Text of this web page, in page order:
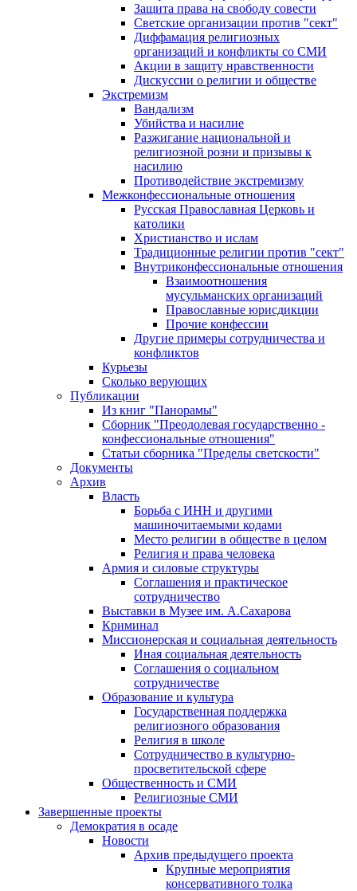
Защита права на свободу совести
Светские организации против "сект"
Диффамация религиозных
организаций и конфликты со СМИ
Акции в защиту нравственности
Дискуссии о религии и обществе
Экстремизм
Вандализм
Убийства и насилие
Разжигание национальной и
религиозной розни и призывы к
насилию
Противодействие экстремизму
Межконфессиональные отношения
Русская Православная Церковь и
католики
Христианство и ислам
Традиционные религии против "сект"
Внутриконфессиональные отношения
Взаимоотношения
мусульманских организаций
Православные юрисдикции
Прочие конфессии
Другие примеры сотрудничества и
конфликтов
Курьезы
Сколько верующих
Публикации
Из книг "Панорамы"
Сборник "Преодолевая государственно -
конфессиональные отношения"
Статьи сборника "Пределы светскости"
Документы
Архив
Власть
Борьба с ИНН и другими
машиночитаемыми кодами
Место религии в обществе в целом
Религия и права человека
Армия и силовые структуры
Соглашения и практическое
сотрудничество
Выставки в Музее им. А.Сахарова
Криминал
Миссионерская и социальная деятельность
Иная социальная деятельность
Соглашения о социальном
сотрудничестве
Образование и культура
Государственная поддержка
религиозного образования
Религия в школе
Сотрудничество в культурно-
просветительской сфере
Общественность и СМИ
Религиозные СМИ
Завершенные проекты
Демократия в осаде
Новости
Архив предыдущего проекта
Крупные мероприятия
консервативного толка